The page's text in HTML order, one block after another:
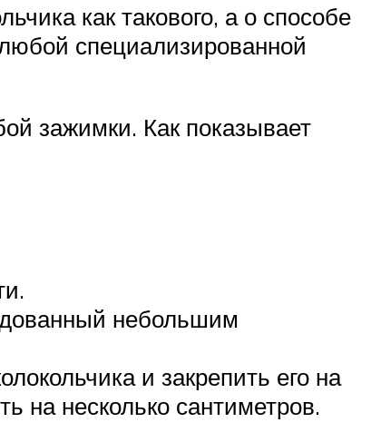
как такового, а о способе
специализированной
зажимки. Как показывает
небольшим
и закрепить его на
на несколько сантиметров.